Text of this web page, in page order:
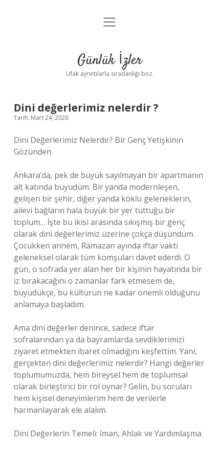
Anasayfa
Yasal Uyarı
menüyü
Günlük İzler
Ufak ayrıntılarla sıradanlığı boz.
Dini değerlerimiz nelerdir ?
Tarih: Mart 24, 2026
Dini Değerlerimiz Nelerdir? Bir Genç Yetişkinin
Gözünden
Ankara’da, pek de büyük sayılmayan bir apartmanın
alt katında büyüdüm. Bir yanda modernleşen,
gelişen bir şehir, diğer yanda köklü geleneklerin,
ailevi bağların hala büyük bir yer tuttuğu bir
toplum… İşte bu ikisi arasında sıkışmış bir genç
olarak dini değerlerimiz üzerine çokça düşündüm.
Çocukken annem, Ramazan ayında iftar vakti
geleneksel olarak tüm komşuları davet ederdi. O
gün, o sofrada yer alan her bir kişinin hayatında bir
iz bırakacağını o zamanlar fark etmesem de,
büyüdükçe, bu kültürün ne kadar önemli olduğunu
anlamaya başladım.
Ama dini değerler denince, sadece iftar
sofralarından ya da bayramlarda sevdiklerimizi
ziyaret etmekten ibaret olmadığını keşfettim. Yani,
gerçekten dini değerlerimiz nelerdir? Hangi değerler
toplumumuzda, hem bireysel hem de toplumsal
olarak birleştirici bir rol oynar? Gelin, bu soruları
hem kişisel deneyimlerim hem de verilerle
harmanlayarak ele alalım.
Dini Değerlerin Temeli: İman, Ahlak ve Yardımlaşma